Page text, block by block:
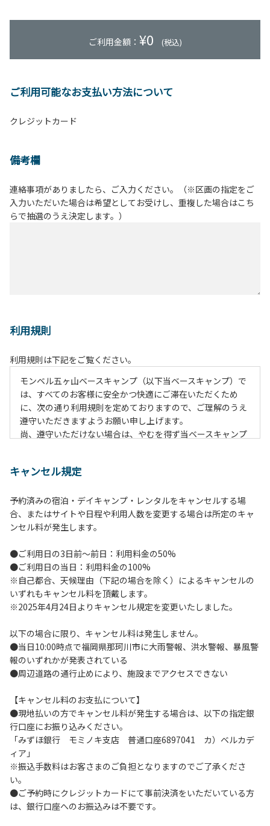
ご利用金額： ¥0 (税込)
ご利用可能なお支払い方法について
クレジットカード
備考欄
連絡事項がありましたら、ご入力ください。（※区画の指定をご
入力いただいた場合は希望としてお受けし、重複した場合はこち
らで抽選のうえ決定します。）
利用規則
利用規則は下記をご覧ください。
モンベル五ヶ山ベースキャンプ（以下当ベースキャンプ）で
は、すべてのお客様に安全かつ快適にご滞在いただくため
に、次の通り利用規則を定めておりますので、ご理解のうえ
遵守いただきますようお願い申し上げます。
尚、遵守いただけない場合は、やむを得ず当ベースキャンプ
【当ベースキャンプ利用に際してのご案内ならびに注意事
１．貴重品の管理は各自で行ってください。
２．利用におけるルールを遵守いただき、ご自身で事故の防
止に努めてください。
い。
４．当ベースキャンプ内を車で移動する場合は徐行運転（5
ｋｍ/ｈ以下）を行なってください。
５．駐車車輌のダッシュボードに受付時お渡しする駐車プレ
ートを掲示してください。
てください。
７．BBQ及び焚火台の灰につきましては鎮火を確認した上で
指定の回収場所へ廃棄してください。
８．ペットの糞は燃えるごみとして処理してください。
序、善良の風俗に反する恐れのある場合には、ご利用をお断
りいたします。
１０．不可抗力以外の事由により建造物、家具、備品、その
他の物品を損傷、紛失、汚染させた場合には、相当額を弁償
していただくことがあります。
１１．当ベースキャンプ内（駐車場を含む）での事故や盗難
などにつきましては、一切の責任を負いかねます。
１２．車中で宿泊される場合は、必ずエンジンを停止してく
ださい。
キャンセル規定
予約済みの宿泊・デイキャンプ・レンタルをキャンセルする場
合、またはサイトや日程や利用人数を変更する場合は所定のキャ
ンセル料が発生します。
●ご利用日の3日前～前日：利用料金の50%
●ご利用日の当日：利用料金の100%
※自己都合、天候理由（下記の場合を除く）によるキャンセルの
いずれもキャンセル料を頂戴します。
※2025年4月24日よりキャンセル規定を変更いたしました。
以下の場合に限り、キャンセル料は発生しません。
●当日10:00時点で福岡県那珂川市に大雨警報、洪水警報、暴風警
報のいずれかが発表されている
●周辺道路の通行止めにより、施設までアクセスできない
【キャンセル料のお支払について】
●現地払いの方でキャンセル料が発生する場合は、以下の指定銀
行口座にお振り込みください。
「みずほ銀行 モミノキ支店 普通口座6897041 カ）ベルカデ
ィア」
※振込手数料はお客さまのご負担となりますのでご了承くださ
い。
●ご予約時にクレジットカードにて事前決済をいただいている方
は、銀行口座へのお振込みは不要です。